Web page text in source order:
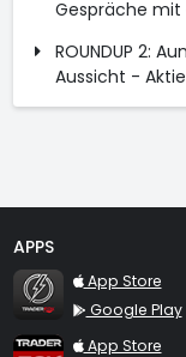
Gespräche mit
ROUNDUP 2:
Aussicht -
APPS
TraderFox Flash
App Store
Google Play
TraderFox App
App Store